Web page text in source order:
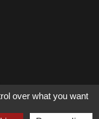
over what you want